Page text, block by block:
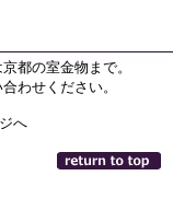
都の室金物まで。
わせください。
へ